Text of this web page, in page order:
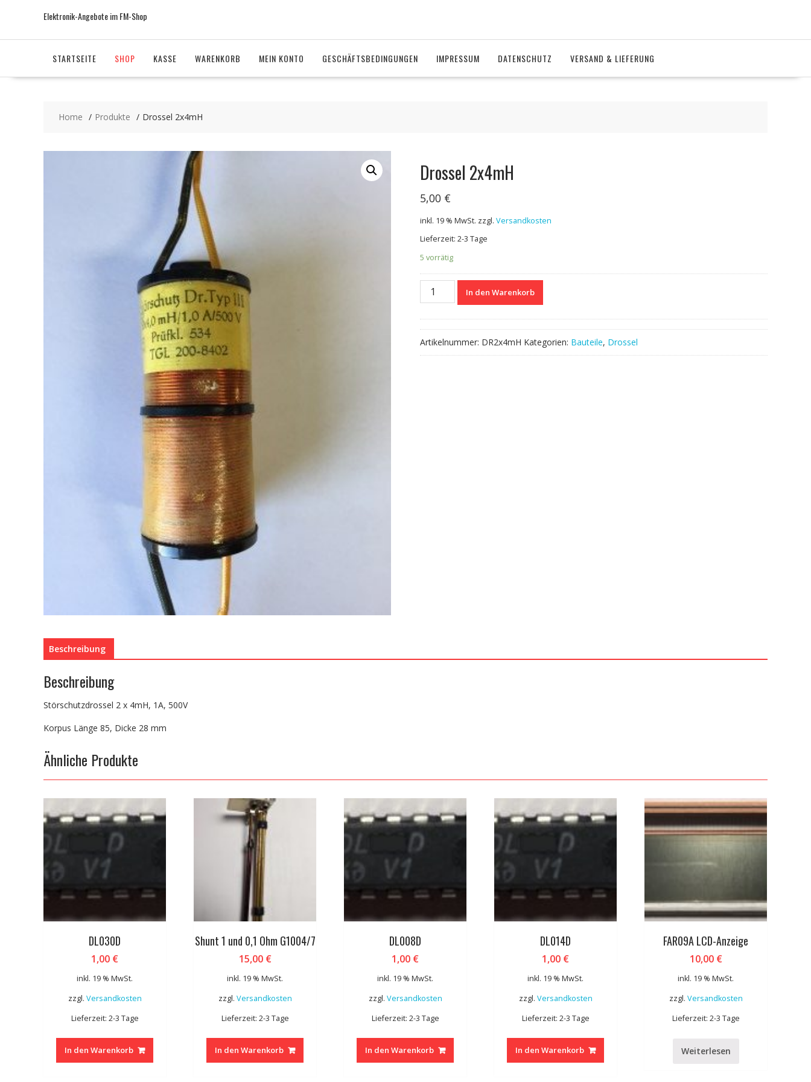
Elektronik-Angebote im FM-Shop
STARTSEITE SHOP KASSE WARENKORB MEIN KONTO GESCHÄFTSBEDINGUNGEN IMPRESSUM DATENSCHUTZ VERSAND & LIEFERUNG
Home Produkte Drossel 2x4mH
Drossel 2x4mH
5,00 €
inkl. 19 % MwSt. zzgl. Versandkosten
Lieferzeit: 2-3 Tage
5 vorrätig
Drossel
2x4mH
In den Warenkorb
Artikelnummer: DR2x4mH Kategorien: Bauteile, Drossel
Beschreibung
Beschreibung
Störschutzdrossel 2 x 4mH, 1A, 500V
Korpus Länge 85, Dicke 28 mm
Ähnliche Produkte
DL030D
1,00 €
inkl. 19 % MwSt.
zzgl. Versandkosten
Lieferzeit: 2-3 Tage
In den Warenkorb
Shunt 1 und 0,1 Ohm G1004/7
15,00 €
inkl. 19 % MwSt.
zzgl. Versandkosten
Lieferzeit: 2-3 Tage
In den Warenkorb
DL008D
1,00 €
inkl. 19 % MwSt.
zzgl. Versandkosten
Lieferzeit: 2-3 Tage
In den Warenkorb
DL014D
1,00 €
inkl. 19 % MwSt.
zzgl. Versandkosten
Lieferzeit: 2-3 Tage
In den Warenkorb
FAR09A LCD-Anzeige
10,00 €
inkl. 19 % MwSt.
zzgl. Versandkosten
Lieferzeit: 2-3 Tage
Weiterlesen